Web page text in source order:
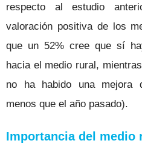
respecto al estudio
valoración positiva de los
que un 52% cree que sí
hacia el medio rural,
no ha habido una mejora
menos que el año pasado).
Importancia del medio